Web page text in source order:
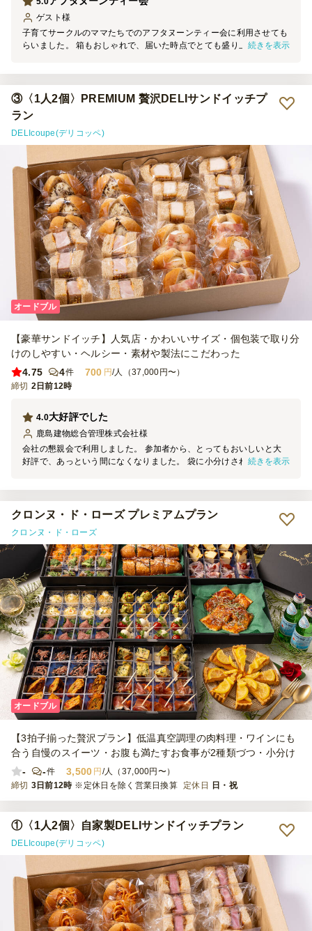
ゲスト 様
子育てサークルのママたちでのアフタヌーンティー会に利用させても
らいました。 箱もおしゃれで、届いた時点でとても盛り上がりまし
続きを表示
③〈1人2個〉PREMIUM 贅沢DELIサンドイッチプ
ラン
DELIcoupe(デリコッペ)
オードブル
【豪華サンドイッチ】人気店・かわいいサイズ・個包装で取り分
けのしやすい・ヘルシー・素材や製法にこだわった
4.75
4件 700 円/人（37,000円〜）
締切 2日前12時
大好評でした
4.0
鹿島建物総合管理株式会社様
会社の懇親会で利用しました。 参加者から、とってもおいしいと大
好評で、あっという間になくなりました。 袋に小分けされているた
続きを表示
クロンヌ・ド・ローズ プレミアムプラン
クロンヌ・ド・ローズ
オードブル
【3拍子揃った贅沢プラン】低温真空調理の肉料理・ワインにも
合う自慢のスイーツ・お腹も満たすお食事が2種類づつ・小分け
-
-件 3,500 円 /人（37,000円〜）
締切 3日前12時 ※定休日を除く営業日換算 定休日 日・祝
①〈1人2個〉自家製DELIサンドイッチプラン
DELIcoupe(デリコッペ)